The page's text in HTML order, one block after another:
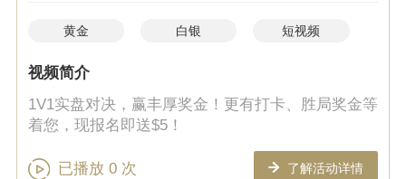
黄金 白银 短视频
视频简介
1V1实盘对决，赢丰厚奖金！更有打卡、胜局奖金等
着您，现报名即送$5！
已播放0 次 了解活动详情